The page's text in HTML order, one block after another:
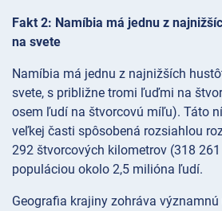
Fakt 2: Namíbia má jednu z
na svete
Namíbia má jednu z najnižších
svete, s približne tromi ľuďmi na
osem ľudí na štvorcovú míľu). Táto
veľkej časti spôsobená rozsiahlou
292 štvorcových kilometrov (318
populáciou okolo 2,5 milióna ľudí.
Geografia krajiny zohráva